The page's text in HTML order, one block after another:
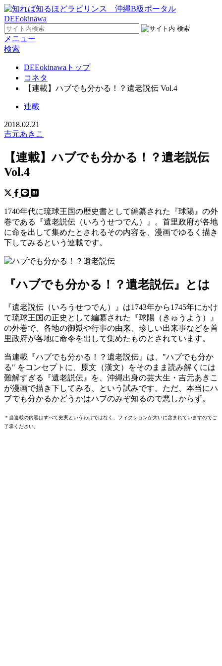
メニュー
検索
DEEokinawaトップ
コネタ
【連載】ハブでも分かる！？遺老説伝 Vol.4
連載
2018.02.21
吉元あきこ
【連載】ハブでも分かる！？遺老説伝
Vol.4
1740年代に琉球王国の歴史書として編纂された『球陽』の外
巻である『遺老説伝（いろうせつでん）』。首里政府が各地
に命を出して集めたとされるその内容を、漫画でゆるく描き
下してみるという連載です。
『ハブでも分かる！？遺老説伝』とは
『遺老説伝（いろうせつでん）』は1743年から1745年にかけ
て琉球王国の正史として編纂された『球陽（きゅうよう）』
の外巻で、各地の御嶽や行事の由来、珍しい出来事などを首
里政府が各地に命令を出して集めたものとされています。
当連載『ハブでも分かる！？遺老説伝』は、"ハブでも分か
る" をコンセプトに、原文（漢文）をそのまま読み解くには
難解すぎる『遺老説伝』を、沖縄出身の芸大生・吉元あきこ
が漫画で描き下してみる、という試みです。ただ、本当にハ
ブでも分かるかどうかはハブのみぞ知るので悪しからず。
＊当連載の内容はすべて史実というわけではなく、フィクションが大いに含まれていますのでご
了承ください。